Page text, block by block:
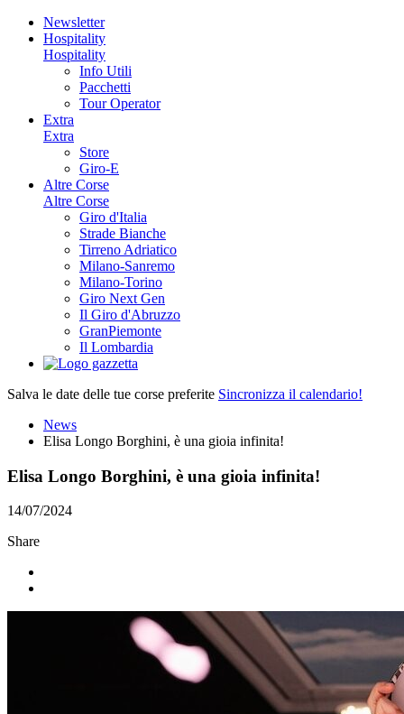
Newsletter
Hospitality
Hospitality
Info Utili
Pacchetti
Tour Operator
Extra
Extra
Store
Giro-E
Altre Corse
Altre Corse
Giro d'Italia
Strade Bianche
Tirreno Adriatico
Milano-Sanremo
Milano-Torino
Giro Next Gen
Il Giro d'Abruzzo
GranPiemonte
Il Lombardia
Salva le date delle tue corse preferite Sincronizza il calendario!
News
Elisa Longo Borghini, è una gioia infinita!
Elisa Longo Borghini, è una gioia infinita!
14/07/2024
Share